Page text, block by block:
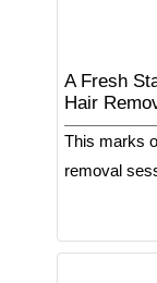
A Fresh
Hair
This marks
removal